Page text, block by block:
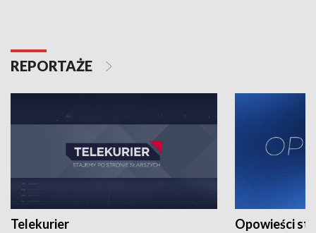
REPORTAŻE
Telekurier Opowieści